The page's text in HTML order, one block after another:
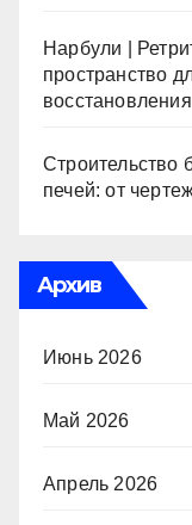
Нарбули |
пространство
восстановления
Строительство
печей: от
Архив
Июнь 2026
Май 2026
Апрель 2026